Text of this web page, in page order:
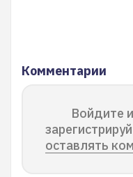
Комментарии
Войдите
оставлять